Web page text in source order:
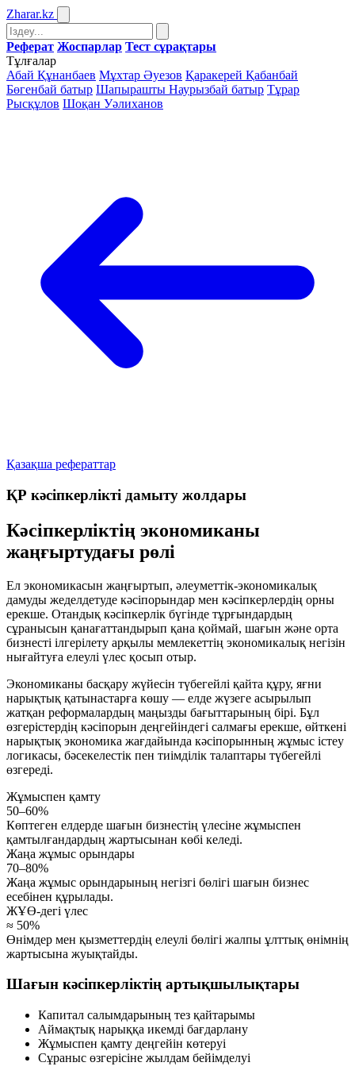
Zharar.kz
Реферат Жоспарлар Тест сұрақтары
Тұлғалар
Абай Құнанбаев Мұхтар Әуезов Қаракерей Қабанбай
Бөгенбай батыр Шапырашты Наурызбай батыр Тұрар
Рысқұлов Шоқан Уәлиханов
Қазақша рефераттар
ҚР кәсіпкерлікті дамыту жолдары
Кәсіпкерліктің экономиканы
жаңғыртудағы рөлі
Ел экономикасын жаңғыртып, әлеуметтік-экономикалық
дамуды жеделдетуде кәсіпорындар мен кәсіпкерлердің орны
ерекше. Отандық кәсіпкерлік бүгінде тұрғындардың
сұранысын қанағаттандырып қана қоймай, шағын және орта
бизнесті ілгерілету арқылы мемлекеттің экономикалық негізін
нығайтуға елеулі үлес қосып отыр.
Экономиканы басқару жүйесін түбегейлі қайта құру, яғни
нарықтық қатынастарға көшу — елде жүзеге асырылып
жатқан реформалардың маңызды бағыттарының бірі. Бұл
өзгерістердің кәсіпорын деңгейіндегі салмағы ерекше, өйткені
нарықтық экономика жағдайында кәсіпорынның жұмыс істеу
логикасы, бәсекелестік пен тиімділік талаптары түбегейлі
өзгереді.
Жұмыспен қамту
50–60%
Көптеген елдерде шағын бизнестің үлесіне жұмыспен
қамтылғандардың жартысынан көбі келеді.
Жаңа жұмыс орындары
70–80%
Жаңа жұмыс орындарының негізгі бөлігі шағын бизнес
есебінен құрылады.
ЖҰӨ-дегі үлес
≈ 50%
Өнімдер мен қызметтердің елеулі бөлігі жалпы ұлттық өнімнің
жартысына жуықтайды.
Шағын кәсіпкерліктің артықшылықтары
Капитал салымдарының тез қайтарымы
Аймақтық нарыққа икемді бағдарлану
Жұмыспен қамту деңгейін көтеруі
Сұраныс өзгерісіне жылдам бейімделуі